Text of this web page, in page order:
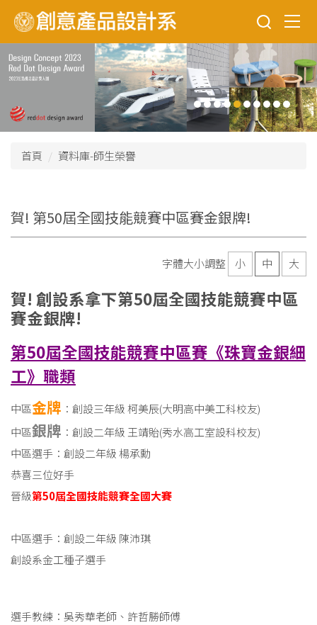
到
主
要
內
區
首頁 資料庫-師生榮譽
賀! 第50屆全國技能競賽中區賽金銀牌!
字體大小調整 小 中 大
賀! 創設系拿下第50屆全國技能競賽中區
賽金銀牌!
第50屆全國技能競賽中區賽《珠寶金銀細
工》職類
中區金牌 ：創設三年級 柯美辰(大明高中美工科校友)
中區銀牌 ：創設二年級 王靖貽(秀水高工室設科校友)
中區選手：創設二年級 楊承勳
恭喜三位好手
晉級第50屆全國技能競賽全國大賽
中區選手：創設二年級 陳沛琪
創設系金工種子選手
選手教練：吳秀華老師、許哲勝師傅